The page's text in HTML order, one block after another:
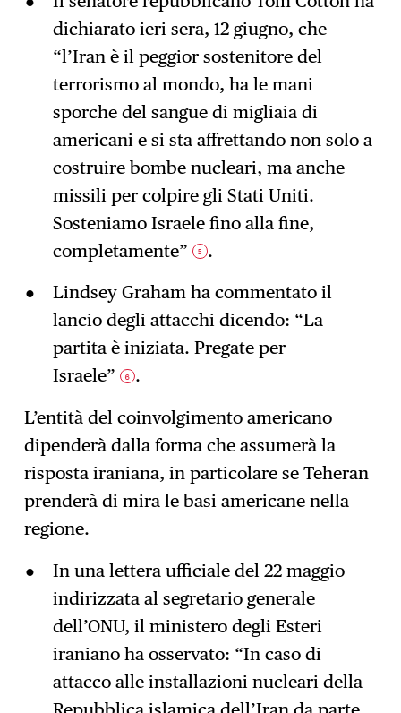
dichiarato ieri sera, 12 giugno, che
“l’Iran è il peggior sostenitore del
terrorismo al mondo, ha le mani
sporche del sangue di migliaia di
americani e si sta affrettando non solo a
costruire bombe nucleari, ma anche
missili per colpire gli Stati Uniti.
Sosteniamo Israele fino alla fine,
completamente”
5 .
Lindsey Graham ha commentato il
lancio degli attacchi dicendo: “La
partita è iniziata. Pregate per
Israele”
6 .
L’entità del coinvolgimento americano
dipenderà dalla forma che assumerà la
risposta iraniana, in particolare se Teheran
prenderà di mira le basi americane nella
regione.
In una lettera ufficiale del 22 maggio
indirizzata al segretario generale
dell’ONU, il ministero degli Esteri
iraniano ha osservato: “In caso di
attacco alle installazioni nucleari della